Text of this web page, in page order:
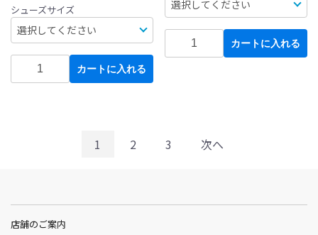
シューズサイズ
カートに入れる
カートに入れる
1 2 3 次へ
店舗のご案内